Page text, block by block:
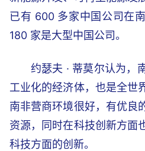
已有 600 多家中国公司在
180 家是大型中国公司。
约瑟夫 · 蒂莫尔认为，
工业化的经济体，也是全世
南非营商环境很好，有优良
资源，同时在科技创新方面
科技方面的创新。